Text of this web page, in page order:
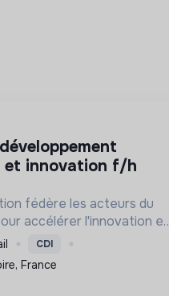
et innovation f/h
fédère les acteurs du
accélérer l'innovation en
et décarbonation,
écologique et le
économique régional.
CDI
France